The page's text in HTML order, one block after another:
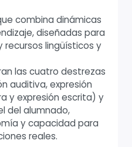
combina dinámicas
diseñadas para
lingüísticos y
las cuatro destrezas
auditiva, expresión
y expresión escrita) y
del alumnado,
y capacidad para
reales.